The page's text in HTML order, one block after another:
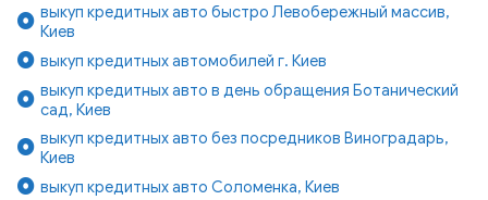
выкуп кредитных авто быстро Левобережный массив,
Киев
выкуп кредитных автомобилей г. Киев
выкуп кредитных авто в день обращения Ботанический
сад, Киев
выкуп кредитных авто без посредников Виноградарь,
Киев
выкуп кредитных авто Соломенка, Киев